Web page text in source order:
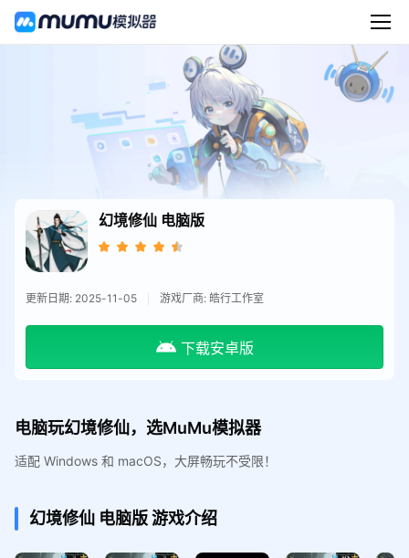
幻境修仙 电脑版
更新日期: 2025-11-05 游戏厂商: 皓行工作室
下载安卓版
电脑玩幻境修仙，选MuMu模拟器
适配 Windows 和 macOS，大屏畅玩不受限！
幻境修仙 电脑版游戏介绍